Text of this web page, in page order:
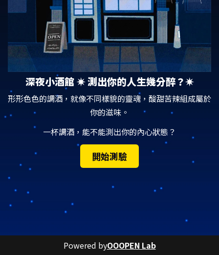
深夜小酒館 ✷ 測出你的人生幾分醉？✷
形形色色的調酒，就像不同樣貌的靈魂，酸甜苦辣組成屬於
你的滋味。
一杯調酒，能不能測出你的內心狀態？
開始測驗
Powered byOOOPEN Lab